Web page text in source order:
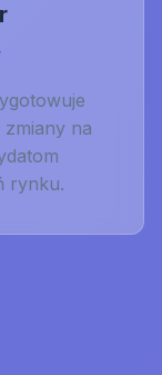
na
rynku.